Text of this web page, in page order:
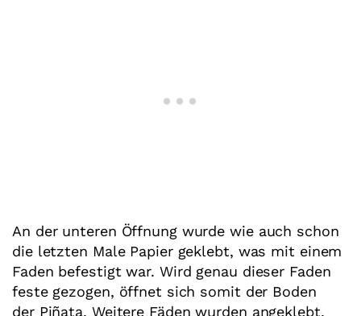
An der unteren Öffnung wurde wie auch schon
die letzten Male Papier geklebt, was mit einem
Faden befestigt war. Wird genau dieser Faden
feste gezogen, öffnet sich somit der Boden
der Piñata. Weitere Fäden wurden angeklebt,